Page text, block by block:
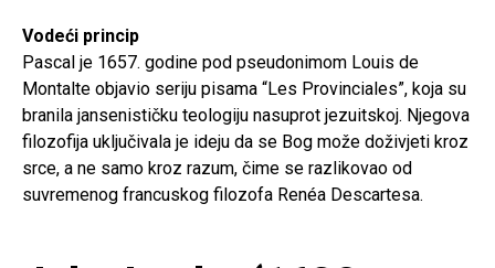
Vodeći princip
Pascal je 1657. godine pod pseudonimom Louis de
Montalte objavio seriju pisama “Les Provinciales”, koja su
branila jansenističku teologiju nasuprot jezuitskoj. Njegova
filozofija uključivala je ideju da se Bog može doživjeti kroz
srce, a ne samo kroz razum, čime se razlikovao od
suvremenog francuskog filozofa Renéa Descartesa.